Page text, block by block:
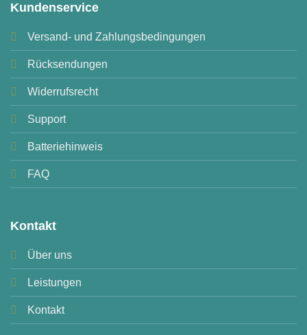
Kundenservice
Versand- und Zahlungsbedingungen
Rücksendungen
Widerrufsrecht
Support
Batteriehinweis
FAQ
Kontakt
Über uns
Leistungen
Kontakt